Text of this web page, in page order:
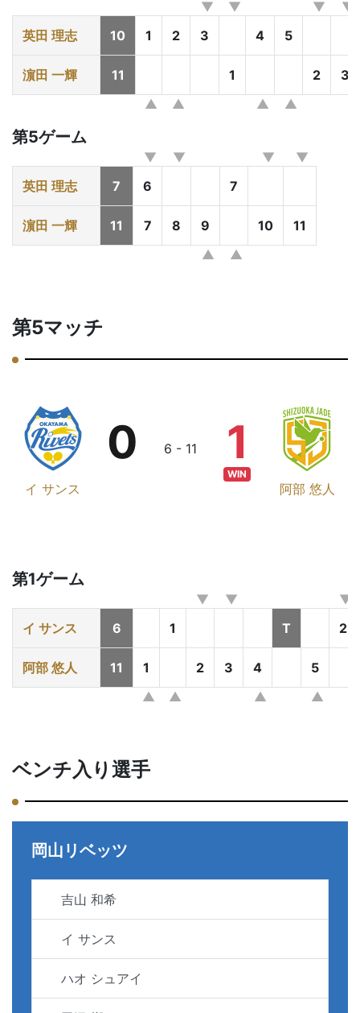
英田 理志 10 1 2 3 4 5
濵田 一輝 11 1 2 3
第5ゲーム
英田 理志 7 6 7
濵田 一輝 11 7 8 9 10 11
第5マッチ
イ サンス
0 6 - 11
阿部 悠人
1
WIN
第1ゲーム
イ サンス 6 1 T 2
阿部 悠人 11 1 2 3 4 5
ベンチ入り選手
岡山リベッツ
吉山 和希
イ サンス
ハオ シュアイ